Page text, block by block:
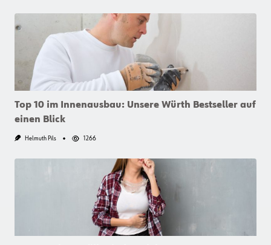
Top 10 im Innenausbau: Unsere Würth Bestseller auf
einen Blick
Helmuth Pils 1266